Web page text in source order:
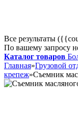
Все результаты
По вашему запросу
Каталог товаров
Главная»Грузовой
крепеж»Съемник